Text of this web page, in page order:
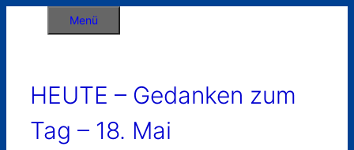
Menü
HEUTE – Gedanken zum
Tag – 18. Mai